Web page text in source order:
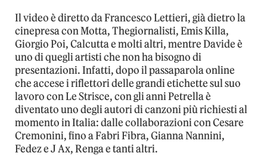
Il video è diretto da Francesco Lettieri, già dietro la
cinepresa con Motta, Thegiornalisti, Emis Killa,
Giorgio Poi, Calcutta e molti altri, mentre Davide è
uno di quegli artisti che non ha bisogno di
presentazioni. Infatti, dopo il passaparola online
che accese i riflettori delle grandi etichette sul suo
lavoro con Le Strisce, con gli anni Petrella è
diventato uno degli autori di canzoni più richiesti al
momento in Italia: dalle collaborazioni con Cesare
Cremonini, fino a Fabri Fibra, Gianna Nannini,
Fedez e J Ax, Renga e tanti altri.